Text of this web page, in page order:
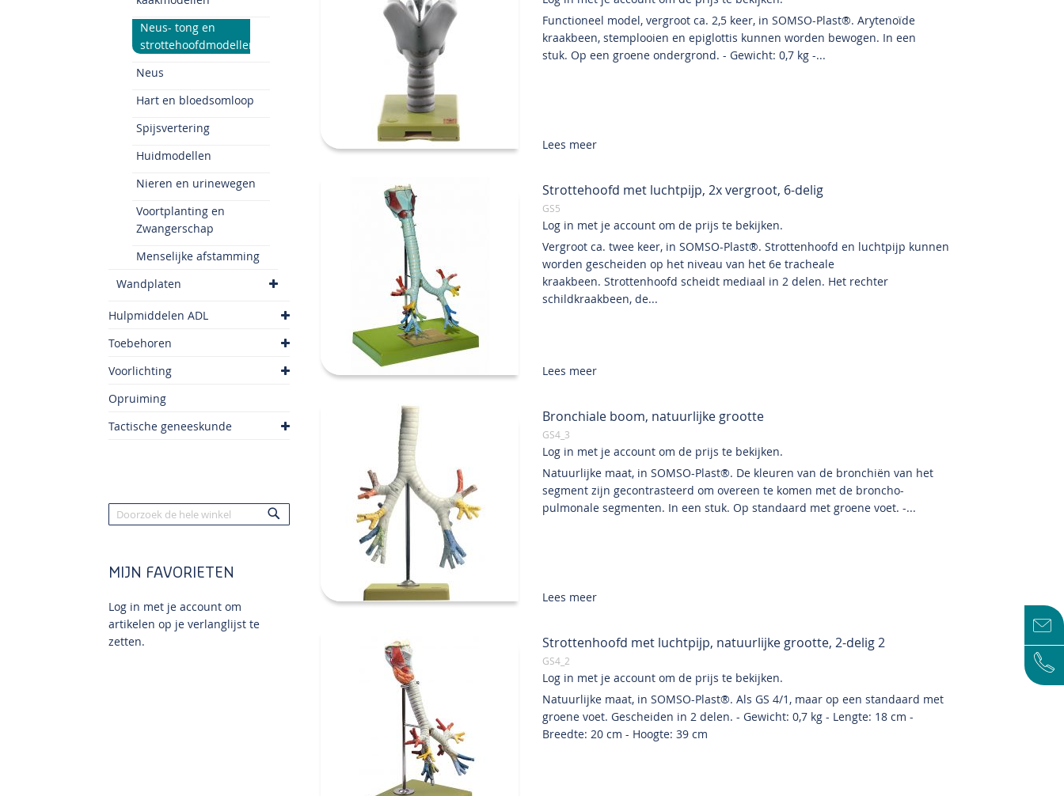
Functioneel model, vergroot ca. 2,5 keer, in SOMSO-Plast®. Arytenoïde
kraakbeen, stemplooien en epiglottis kunnen worden bewogen. In een
stuk. Op een groene ondergrond. - Gewicht: 0,7 kg -...
Lees meer
Strottehoofd met luchtpijp, 2x vergroot, 6-delig
GS5
Log in met je account om de prijs te bekijken.
Vergroot ca. twee keer, in SOMSO-Plast®. Strottenhoofd en luchtpijp kunnen
worden gescheiden op het niveau van het 6e tracheale
kraakbeen. Strottenhoofd scheidt mediaal in 2 delen. Het rechter
schildkraakbeen, de...
Lees meer
Bronchiale boom, natuurlijke grootte
GS4_3
Log in met je account om de prijs te bekijken.
Natuurlijke maat, in SOMSO-Plast®. De kleuren van de bronchiën van het
segment zijn gecontrasteerd om overeen te komen met de broncho-
pulmonale segmenten. In een stuk. Op standaard met groene voet. -...
Lees meer
Strottenhoofd met luchtpijp, natuurlijke grootte, 2-delig 2
GS4_2
Log in met je account om de prijs te bekijken.
Natuurlijke maat, in SOMSO-Plast®. Als GS 4/1, maar op een standaard met
groene voet. Gescheiden in 2 delen. - Gewicht: 0,7 kg - Lengte: 18 cm -
Breedte: 20 cm - Hoogte: 39 cm
Neus- tong en
strottehoofdmodellen
Neus
Hart en bloedsomloop
Spijsvertering
Huidmodellen
Nieren en urinewegen
Voortplanting en
Zwangerschap
Menselijke afstamming
Wandplaten
Hulpmiddelen ADL
Toebehoren
Voorlichting
Opruiming
Tactische geneeskunde
Zoek
MIJN FAVORIETEN
Log in met je account om
artikelen op je verlanglijst te
zetten.